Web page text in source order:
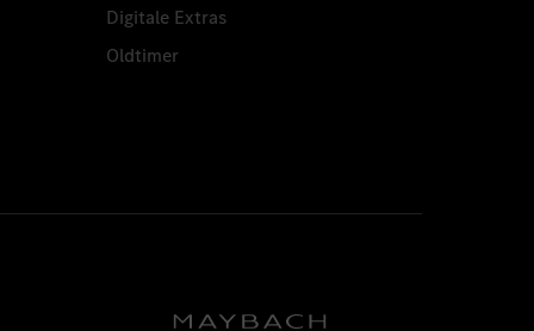
Digitale Extras
Oldtimer